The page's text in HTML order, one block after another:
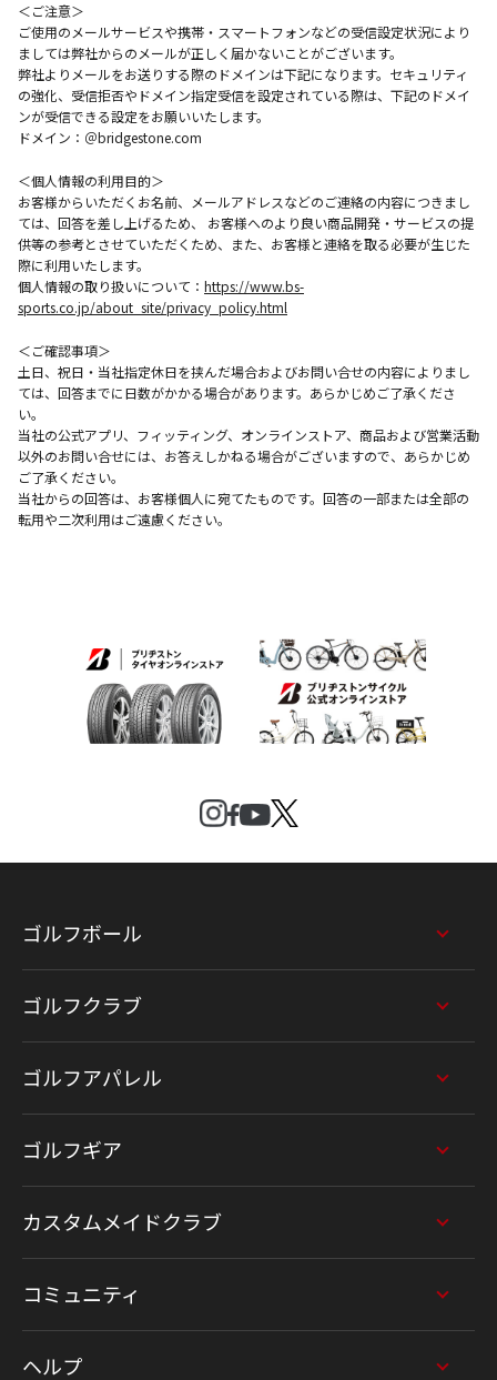
＜ご注意＞
ご使用のメールサービスや携帯・スマートフォンなどの受信設定状況により
ましては弊社からのメールが正しく届かないことがございます。
弊社よりメールをお送りする際のドメインは下記になります。セキュリティ
の強化、受信拒否やドメイン指定受信を設定されている際は、下記のドメイ
ンが受信できる設定をお願いいたします。
ドメイン：＠bridgestone.com
＜個人情報の利用目的＞
お客様からいただくお名前、メールアドレスなどのご連絡の内容につきまし
ては、回答を差し上げるため、 お客様へのより良い商品開発・サービスの提
供等の参考とさせていただくため、また、お客様と連絡を取る必要が生じた
際に利用いたします。
個人情報の取り扱いについて： https://www.bs-
sports.co.jp/about_site/privacy_policy.html
＜ご確認事項＞
土日、祝日・当社指定休日を挟んだ場合およびお問い合せの内容によりまし
ては、回答までに日数がかかる場合があります。あらかじめご了承くださ
い。
当社の公式アプリ、フィッティング、オンラインストア、商品および営業活動
以外のお問い合せには、お答えしかねる場合がございますので、あらかじめ
ご了承ください。
当社からの回答は、お客様個人に宛てたものです。回答の一部または全部の
転用や二次利用はご遠慮ください。
ゴルフボール
ゴルフクラブ
ゴルフアパレル
ゴルフギア
カスタムメイドクラブ
コミュニティ
ヘルプ